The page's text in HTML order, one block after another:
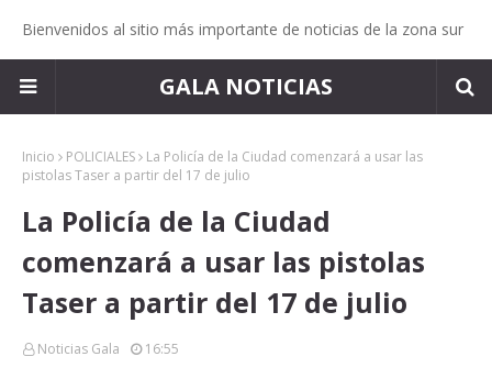
Bienvenidos al sitio más importante de noticias de la zona sur
GALA NOTICIAS
Inicio POLICIALES
La Policía de la Ciudad comenzará a usar las
pistolas Taser a partir del 17 de julio
La Policía de la Ciudad
comenzará a usar las pistolas
Taser a partir del 17 de julio
Noticias Gala 16:55